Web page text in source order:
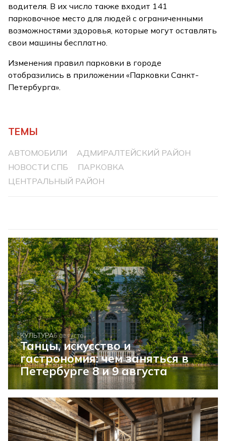
водителя. В их число также входит 141
парковочное место для людей с ограниченными
возможностями здоровья, которые могут оставлять
свои машины бесплатно.
Изменения правил парковки в городе
отобразились в приложении «Парковки Санкт-
Петербурга».
ТЕМЫ
АВТОМОБИЛИ
АДМИРАЛТЕЙСКИЙ РАЙОН
НОВОСТИ СПБ
ПАРКОВКА
ЦЕНТРАЛЬНЫЙ РАЙОН
КУЛЬТУРА6 августа
Танцы, искусство и
гастрономия: чем заняться в
Петербурге 8 и 9 августа